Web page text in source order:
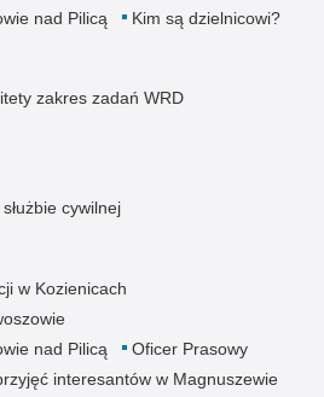
nad Pilicą
Kim są dzielnicowi?
zakres zadań WRD
cywilnej
w Kozienicach
nad Pilicą
Oficer Prasowy
interesantów w Magnuszewie